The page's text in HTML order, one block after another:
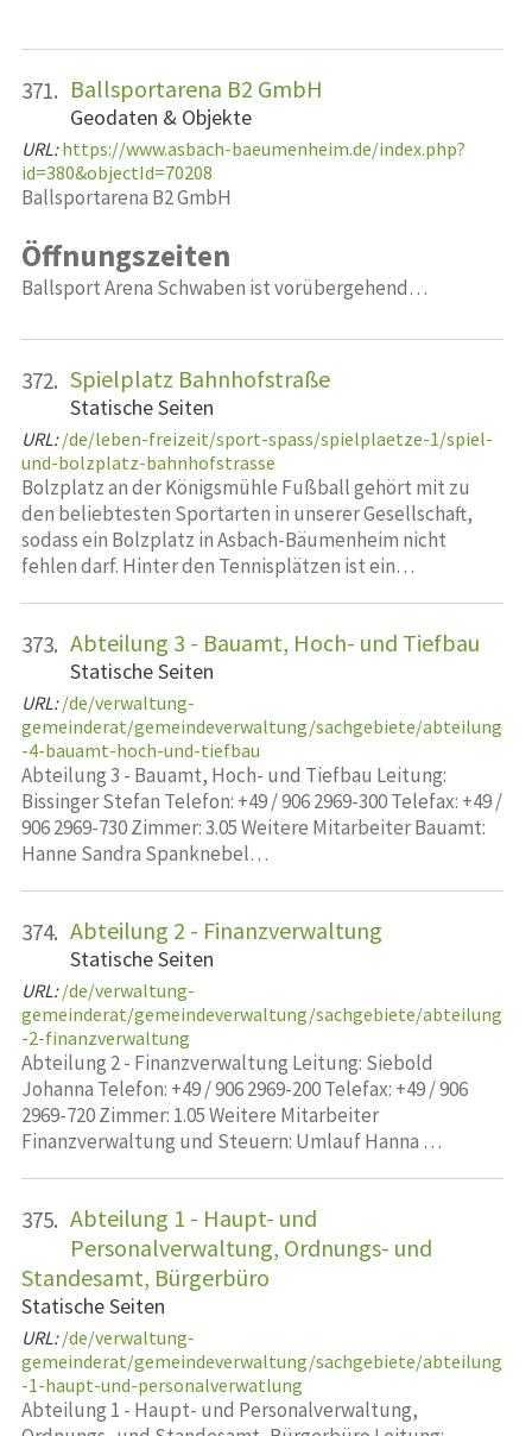
371. Ballsportarena B2 GmbH
Geodaten & Objekte
URL: https://www.asbach-baeumenheim.de/index.php?
id=380&objectId=70208
Ballsportarena B2 GmbH
Öffnungszeiten
Ballsport Arena Schwaben ist vorübergehend…
372. Spielplatz Bahnhofstraße
Statische Seiten
URL: /de/leben-freizeit/sport-spass/spielplaetze-1/spiel-
und-bolzplatz-bahnhofstrasse
Bolzplatz an der Königsmühle Fußball gehört mit zu
den beliebtesten Sportarten in unserer Gesellschaft,
sodass ein Bolzplatz in Asbach-Bäumenheim nicht
fehlen darf. Hinter den Tennisplätzen ist ein…
373. Abteilung 3 - Bauamt, Hoch- und Tiefbau
Statische Seiten
URL: /de/verwaltung-
gemeinderat/gemeindeverwaltung/sachgebiete/abteilung
-4-bauamt-hoch-und-tiefbau
Abteilung 3 - Bauamt, Hoch- und Tiefbau Leitung:
Bissinger Stefan Telefon: +49 / 906 2969-300 Telefax: +49 /
906 2969-730 Zimmer: 3.05 Weitere Mitarbeiter Bauamt:
Hanne Sandra Spanknebel…
374. Abteilung 2 - Finanzverwaltung
Statische Seiten
URL: /de/verwaltung-
gemeinderat/gemeindeverwaltung/sachgebiete/abteilung
-2-finanzverwaltung
Abteilung 2 - Finanzverwaltung Leitung: Siebold
Johanna Telefon: +49 / 906 2969-200 Telefax: +49 / 906
2969-720 Zimmer: 1.05 Weitere Mitarbeiter
Finanzverwaltung und Steuern: Umlauf Hanna …
375. Abteilung 1 - Haupt- und
Personalverwaltung, Ordnungs- und
Standesamt, Bürgerbüro
Statische Seiten
URL: /de/verwaltung-
gemeinderat/gemeindeverwaltung/sachgebiete/abteilung
-1-haupt-und-personalverwatlung
Abteilung 1 - Haupt- und Personalverwaltung,